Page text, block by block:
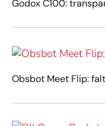
Godox C100:
Obsbot Meet Flip: